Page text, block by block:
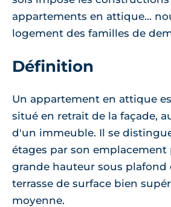
appartements en attique...
logement des familles de
Définition
Un appartement en attique
situé en retrait de la façade,
d'un immeuble. Il se
étages par son emplacement
grande hauteur sous plafond
terrasse de surface bien
moyenne.